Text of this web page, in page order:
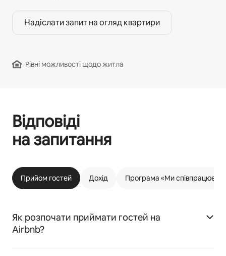
Надіслати запит на огляд квартири
Рівні можливості щодо житла
Відповіді
на запитання
Прийом гостей Дохід Програма «Ми співпрацюємо
Як розпочати приймати гостей на
Airbnb?